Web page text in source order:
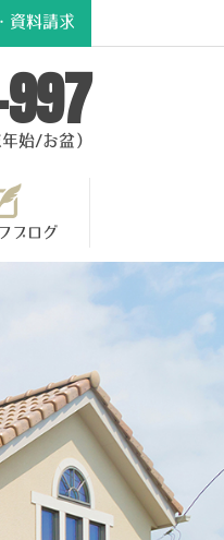
資料請求
始/お盆）
ブログ